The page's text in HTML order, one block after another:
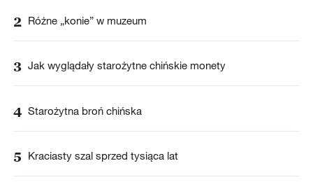
2 Różne „konie” w muzeum
3 Jak wyglądały starożytne chińskie monety
4 Starożytna broń chińska
5 Kraciasty szal sprzed tysiąca lat